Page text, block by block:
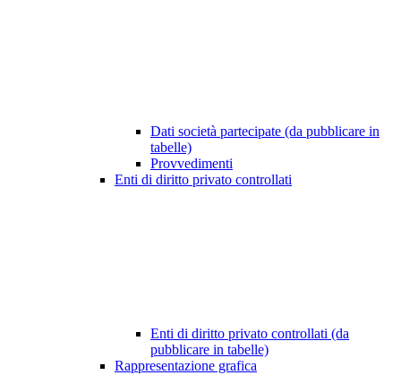
Dati società partecipate (da pubblicare in
tabelle)
Provvedimenti
Enti di diritto privato controllati
Enti di diritto privato controllati (da
pubblicare in tabelle)
Rappresentazione grafica